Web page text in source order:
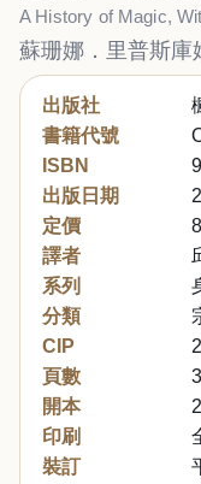
A History of Magic,
蘇珊娜．里普斯庫
出版社
書籍代號
ISBN
出版日期
定價
譯者
系列
分類
CIP
頁數
開本
印刷
裝訂